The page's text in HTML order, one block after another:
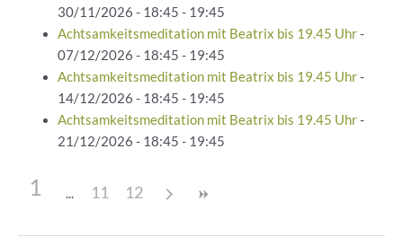
30/11/2026 - 18:45 - 19:45
Achtsamkeitsmeditation mit Beatrix bis 19.45 Uhr-
07/12/2026 - 18:45 - 19:45
Achtsamkeitsmeditation mit Beatrix bis 19.45 Uhr-
14/12/2026 - 18:45 - 19:45
Achtsamkeitsmeditation mit Beatrix bis 19.45 Uhr-
21/12/2026 - 18:45 - 19:45
1 11 12